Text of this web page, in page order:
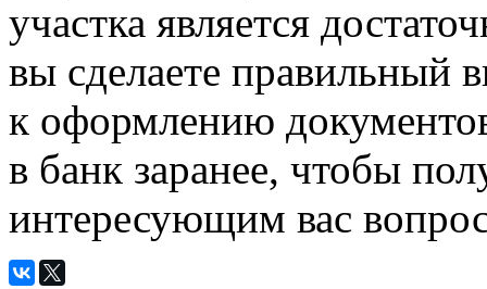
участка является
вы сделаете правильный
к оформлению
в банк заранее, чтобы
интересующим вас